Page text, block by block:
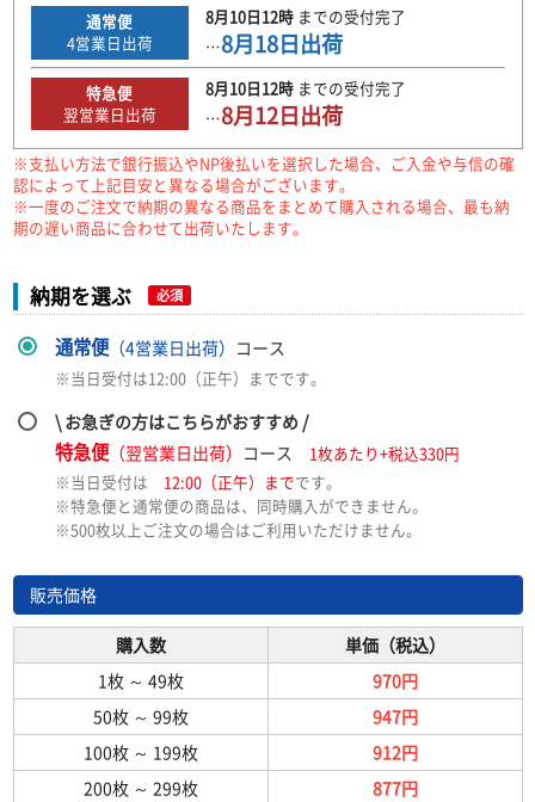
通常便
4営業日出荷
8月10日12時までの受付完了
…8月18日出荷
特急便
翌営業日出荷
8月10日12時までの受付完了
…8月12日出荷
※支払い方法で銀行振込やNP後払いを選択した場合、ご入金や与信の確
認によって上記目安と異なる場合がございます。
※一度のご注文で納期の異なる商品をまとめて購入される場合、最も納
期の遅い商品に合わせて出荷いたします。
納期を選ぶ 必須
通常便（4営業日出荷） コース
※当日受付は12:00（正午）までです。
\ お急ぎの方はこちらがおすすめ /
特急便（翌営業日出荷） コース
1枚あたり+税込330円
※当日受付は 12:00（正午）までです。
※特急便と通常便の商品は、同時購入ができません。
※500枚以上ご注文の場合はご利用いただけません。
販売価格
購入数
単価（税込）
1枚 ～ 49枚
970円
50枚 ～ 99枚
947円
100枚 ～ 199枚
912円
200枚 ～ 299枚
877円